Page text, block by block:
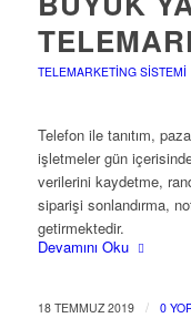
TELEMARKETING SISTEMI
Telefon ile tanıtım,
işletmeler gün
verilerini kaydetme,
siparişi sonlandırma,
getirmektedir.
Devamını Oku
18 TEMMUZ 2019 / 0